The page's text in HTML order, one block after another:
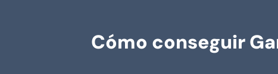
Cómo conseguir